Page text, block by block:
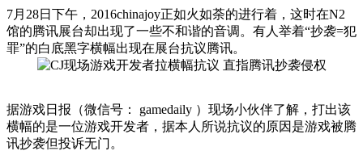
7月28日下午，2016chinajoy正如火如荼的进行着，这时在N2
馆的腾讯展台却出现了一些不和谐的音调。有人举着“抄袭=犯
罪”的白底黑字横幅出现在展台抗议腾讯。
据游戏日报（微信号： gamedaily ）现场小伙伴了解，打出该
横幅的是一位游戏开发者，据本人所说抗议的原因是游戏被腾
讯抄袭但投诉无门。